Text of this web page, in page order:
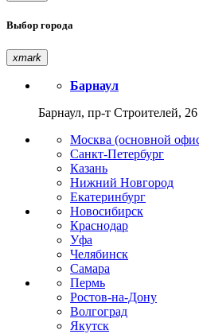
Выбор города
xmark
Барнаул
Барнаул, пр-т Строителей, 26
Москва (основной
Санкт-Петербург
Казань
Нижний Новгород
Екатеринбург
Новосибирск
Краснодар
Уфа
Челябинск
Самара
Пермь
Ростов-на-Дону
Волгоград
Якутск